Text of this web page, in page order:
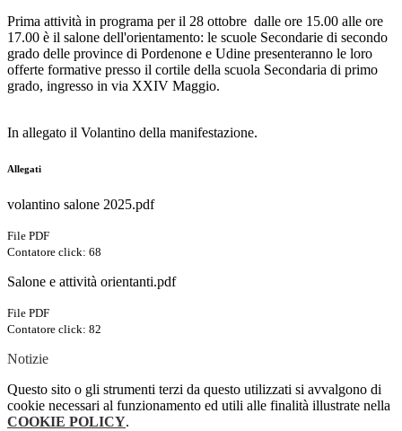
Prima attività in programa per il 28 ottobre dalle ore 15.00 alle ore
17.00 è il salone dell'orientamento: le scuole Secondarie di secondo
grado delle province di Pordenone e Udine presenteranno le loro
offerte formative presso il cortile della scuola Secondaria di primo
grado, ingresso in via XXIV Maggio.
In allegato il Volantino della manifestazione.
Allegati
volantino salone 2025.pdf
File PDF
Contatore click: 68
Salone e attività orientanti.pdf
File PDF
Contatore click: 82
Notizie
Questo sito o gli strumenti terzi da questo utilizzati si avvalgono di
cookie necessari al funzionamento ed utili alle finalità illustrate nella
COOKIE POLICY.